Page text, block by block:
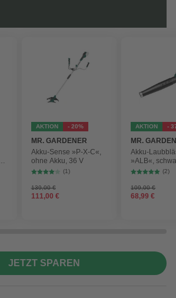
AKTION - 20%
MR. GARDENER
Akku-Sense »P-X-C«,
ohne Akku, 36 V
(1)
139,00 €
111,00 €
AKTION -
MR.
Akku-
»ALB«,
max.
210 km/h
(2)
109,00 €
68,99 €
JETZT SPAREN